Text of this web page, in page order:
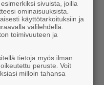
sivuista, joilla
ominaisuuksista.
käyttötarkoituksiin ja
välilehdellä.
toimivuuteen ja
tietoja myös ilman
peruste. Voit
milloin tahansa